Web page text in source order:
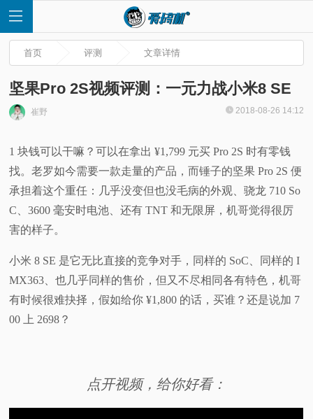
快
讯
评
测
科
首页 评测 文章详情
坚果Pro 2S视频评测：一元力战小米8 SE
崔野 2018-08-26 14:12
1 块钱可以干嘛？可以在拿出 ¥1,799 元买 Pro 2S 时有零钱
找。老罗如今需要一款走量的产品，而锤子的坚果 Pro 2S 便
承担着这个重任：几乎没变但也没毛病的外观、骁龙 710 So
C、3600 毫安时电池、还有 TNT 和无限屏，机哥觉得很厉
害的样子。
小米 8 SE 是它无比直接的竞争对手，同样的 SoC、同样的 I
MX363、也几乎同样的售价，但又不尽相同各有特色，机哥
有时候很难抉择，假如给你 ¥1,800 的话，买谁？还是说加 7
00 上 2698？
点开视频，给你好看：